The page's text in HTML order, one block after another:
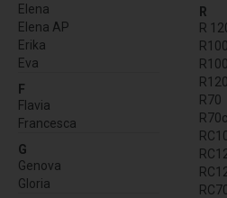
Elena
Elena AP
Erika
Eva
F
Flavia
Francesca
G
Genova
Gloria
R
R
R100
R120
R70